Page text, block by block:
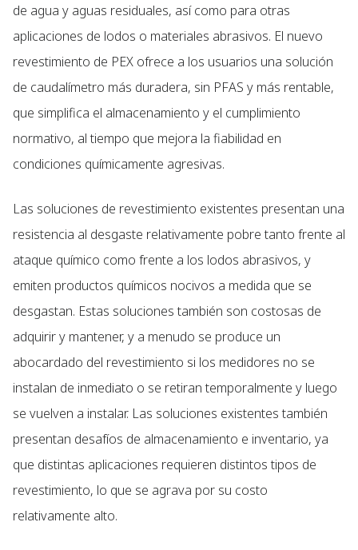
de agua y aguas residuales, así como para otras
aplicaciones de lodos o materiales abrasivos. El nuevo
revestimiento de PEX ofrece a los usuarios una solución
de caudalímetro más duradera, sin PFAS y más rentable,
que simplifica el almacenamiento y el cumplimiento
normativo, al tiempo que mejora la fiabilidad en
condiciones químicamente agresivas.
Las soluciones de revestimiento existentes presentan una
resistencia al desgaste relativamente pobre tanto frente al
ataque químico como frente a los lodos abrasivos, y
emiten productos químicos nocivos a medida que se
desgastan. Estas soluciones también son costosas de
adquirir y mantener, y a menudo se produce un
abocardado del revestimiento si los medidores no se
instalan de inmediato o se retiran temporalmente y luego
se vuelven a instalar. Las soluciones existentes también
presentan desafíos de almacenamiento e inventario, ya
que distintas aplicaciones requieren distintos tipos de
revestimiento, lo que se agrava por su costo
relativamente alto.